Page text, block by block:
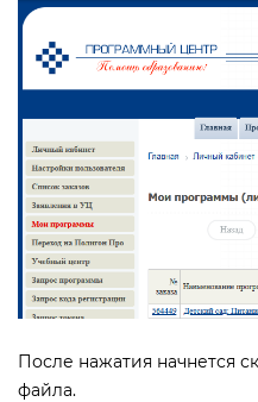
После нажатия начнется
файла.